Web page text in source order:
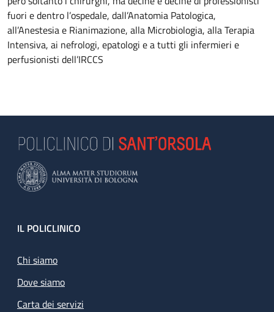
fuori e dentro l’ospedale, dall’Anatomia Patologica,
all’Anestesia e Rianimazione, alla Microbiologia, alla Terapia
Intensiva, ai nefrologi, epatologi e a tutti gli infermieri e
perfusionisti dell’IRCCS
Footer
IL POLICLINICO
Chi siamo
Dove siamo
Carta dei servizi